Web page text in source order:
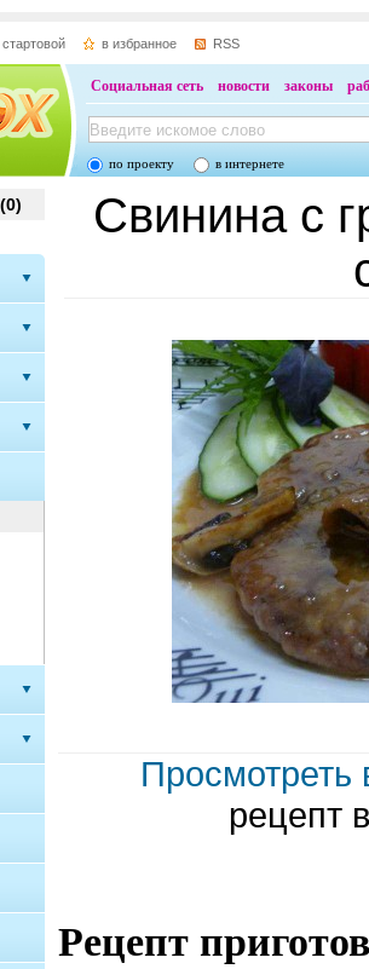
в избранное RSS
Социальная сеть новости законы
по проекту в интернете
(0)
Свинина с
Просмотреть
рецепт
Рецепт